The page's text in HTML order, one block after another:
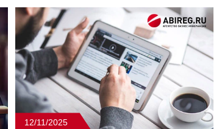
12/11/2025